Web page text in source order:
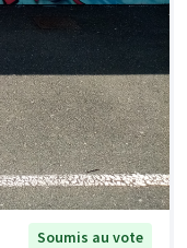
Soumis au vote